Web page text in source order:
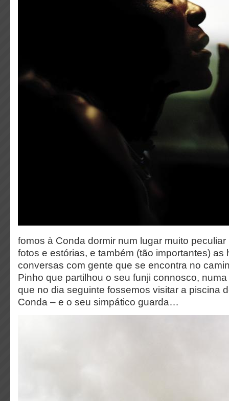
fomos à Conda dormir num lugar muito
fotos e estórias, e também (tão importantes) as
conversas com gente que se encontra no
Pinho que partilhou o seu funji connosco,
que no dia seguinte fossemos visitar a piscina
Conda – e o seu simpático guarda…